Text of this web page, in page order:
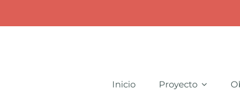
Inicio Proyecto